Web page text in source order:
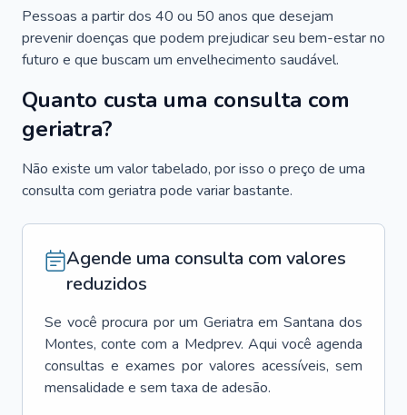
Pessoas a partir dos 40 ou 50 anos que desejam
prevenir doenças que podem prejudicar seu bem-estar no
futuro e que buscam um envelhecimento saudável.
Quanto custa uma consulta com
geriatra?
Não existe um valor tabelado, por isso o preço de uma
consulta com geriatra pode variar bastante.
Agende uma consulta com valores
reduzidos
Se você procura por um Geriatra em Santana dos
Montes, conte com a Medprev. Aqui você agenda
consultas e exames por valores acessíveis, sem
mensalidade e sem taxa de adesão.